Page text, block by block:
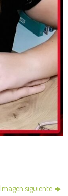
Imagen siguiente